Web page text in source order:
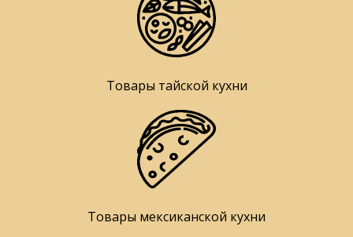
Товары тайской кухни
Товары мексиканской кухни